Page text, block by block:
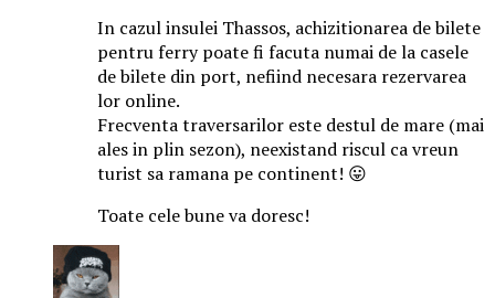
In cazul insulei Thassos, achizitionarea de bilete
pentru ferry poate fi facuta numai de la casele
de bilete din port, nefiind necesara rezervarea
lor online.
Frecventa traversarilor este destul de mare (mai
ales in plin sezon), neexistand riscul ca vreun
turist sa ramana pe continent! 😛
Toate cele bune va doresc!